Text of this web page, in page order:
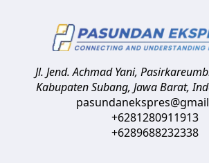
Jl. Jend. Achmad Yani,
Kabupaten Subang, Jawa Barat,
+6281280911913
+6289688232338